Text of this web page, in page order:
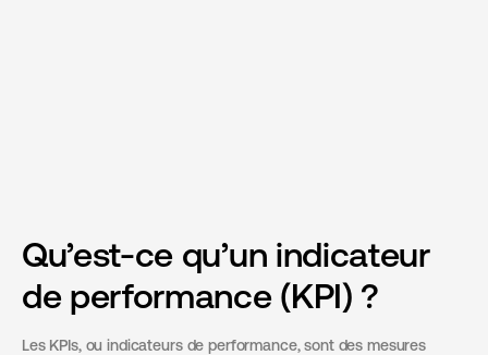
Qu’est-ce qu’un indicateur
de performance (KPI) ?
Les KPIs, ou indicateurs de performance, sont des mesures